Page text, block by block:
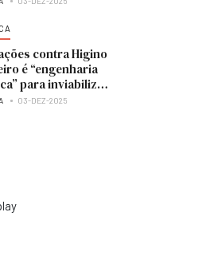
contra Higino
é “engenharia
para inviabilizar
à presidência
03-DEZ-2025